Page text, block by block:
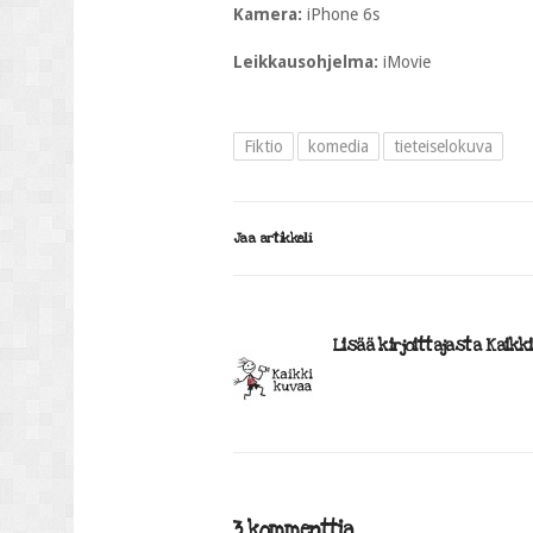
Kamera: iPhone 6s
Leikkausohjelma: iMovie
Fiktio komedia tieteiselokuva
Jaa artikkeli
Lisää kirjoittajasta